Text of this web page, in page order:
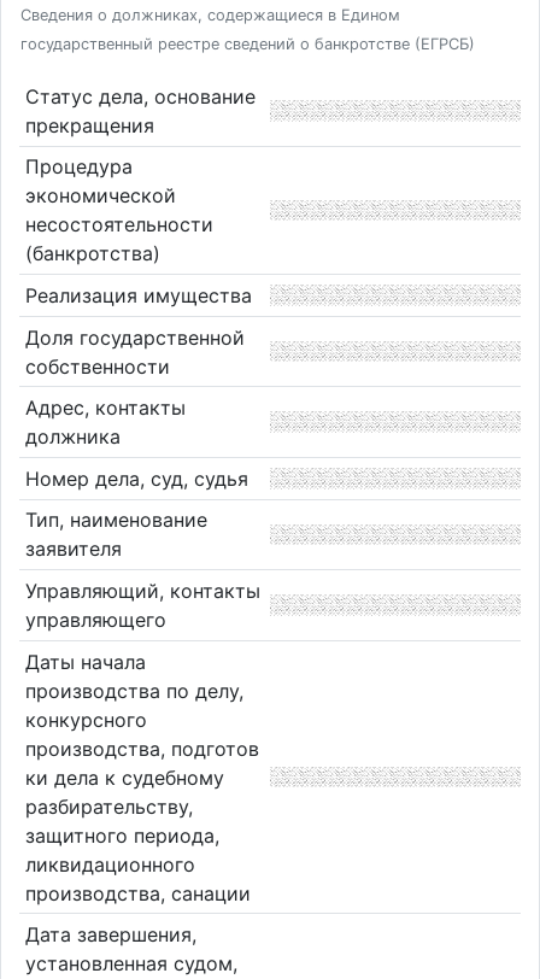
Сведения о должниках, содержащиеся в Едином
государственный реестре сведений о банкротстве (ЕГРСБ)
Статус дела, основание
прекращения
Процедура
экономической
несостоятельности
(банкротства)
Реализация имущества
Доля государственной
собственности
Адрес, контакты
должника
Номер дела, суд, судья
Тип, наименование
заявителя
Управляющий, контакты
управляющего
Даты начала
производства по делу,
конкурсного
производства, подготов
ки дела к судебному
разбирательству,
защитного периода,
ликвидационного
производства, санации
Дата завершения,
установленная судом,